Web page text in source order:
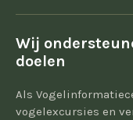
Wij
doelen
Als
vogelexcursies en